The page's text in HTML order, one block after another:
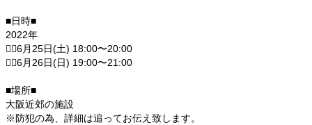
■日時■
2022年
❤️‍🔥6月25日(土) 18:00〜20:00
❤️‍🔥6月26日(日) 19:00〜21:00
■場所■
大阪近郊の施設
※防犯の為、詳細は追ってお伝え致します。